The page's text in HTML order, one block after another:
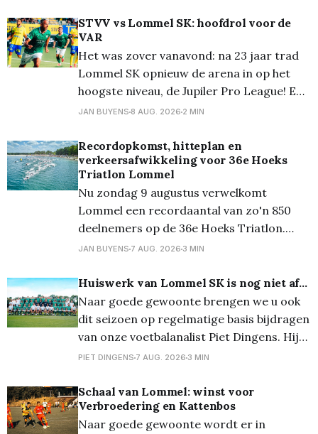
STVV vs Lommel SK: hoofdrol voor de
VAR
Het was zover vanavond: na 23 jaar trad
Lommel SK opnieuw de arena in op het
hoogste niveau, de Jupiler Pro League! En
ze deden dat voortreffelijk want ze
zelfverzekerd op het veld en had de eerste
10 minuten het balbezit. Echte kansjes
kwamen
JAN BUYENS 8 AUG. 2026 2 MIN
Recordopkomst, hitteplan en
verkeersafwikkeling voor 36e Hoeks
Triatlon Lommel
Nu zondag 9 augustus verwelkomt
Lommel een recordaantal van zo'n 850
deelnemers op de 36e Hoeks Triatlon.
Door de voorspelde tropische
maatregelen om de wedstrijden veilig te
laten verlopen. De kwart-, sprint- en
triotriatlon zijn volledig volzet en ook de
vernieuwde Just 4
JAN BUYENS 7 AUG. 2026 3 MIN
Huiswerk van Lommel SK is nog niet af...
Naar goede gewoonte brengen we u ook
dit seizoen op regelmatige basis bijdragen
van onze voetbalanalist Piet Dingens. Hij
fileerde voor ons de ploeg die het moet
League... Lee Johnson is een toffe pee.
Laat daar geen twijfel over bestaan. Maar
in HBvL bekijkt
PIET DINGENS 7 AUG. 2026 3 MIN
Schaal van Lommel: winst voor
Verbroedering en Kattenbos
Naar goede gewoonte wordt er in